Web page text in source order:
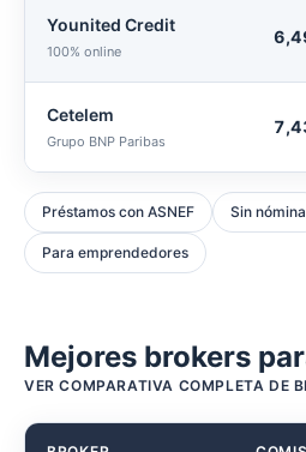
Younited Credit
100% online
Cetelem
Grupo BNP Paribas
Préstamos con ASNEF Sin nómina
Para emprendedores
Mejores brokers
VER COMPARATIVA COMPLETA DE